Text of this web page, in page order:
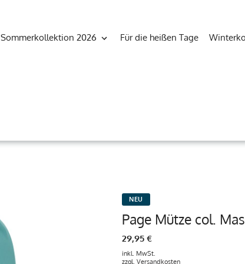
Sommerkollektion 2026 Für die heißen Tage
NEU
Page Mütze col.
29,95 €
inkl. MwSt.
zzgl. Versandkosten